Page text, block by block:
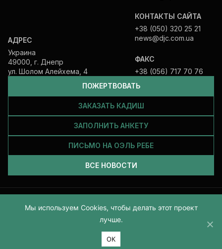
ПОЖЕРТВОВАТЬ
ЗАКАЗАТЬ КАДИШ
ЗАПОЛНИТЬ АНКЕТУ
ПИСЬМО НА ОЭЛЬ РЕБЕ
ВСЕ НОВОСТИ
АДРЕС
Украина
49000, г. Днепр
ул. Шолом Алейхема, 4
КОНТАКТЫ САЙТА
+38 (050) 320 25 21
news@djc.com.ua
ФАКС
+38 (056) 717 70 76
Все права защищены и принадлежат Еврейской общине Днепра.
2026
Мы используем Cookies, чтобы делать этот проект
лучше.
ОК